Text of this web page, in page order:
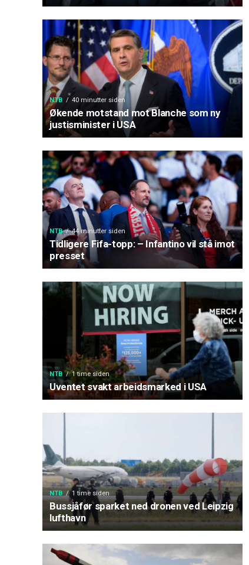
NTB 40 minutter siden
Økende motstand mot Blanche som ny
justisminister i USA
NTB 44 minutter siden
Tidligere Fifa-topp: – Infantino vil stå imot
presset
NTB 1 time siden
Uventet svakt arbeidsmarked i USA
NTB 1 time siden
Bussjåfør sparket ned dronen ved Leipzig
lufthavn